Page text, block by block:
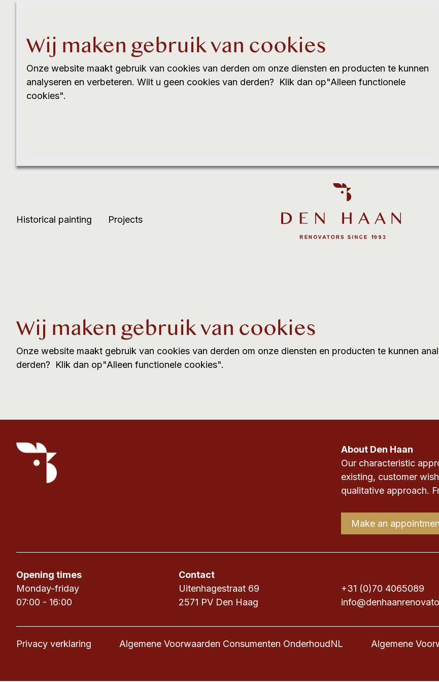
Wij maken gebruik van cookies
Onze website maakt gebruik van cookies van derden om onze diensten en producten te kunnen
analyseren en verbeteren. Wilt u geen cookies van derden? Klik dan op"Alleen functionele
cookies".
Historical painting Projects
Wij maken gebruik van cookies
Onze website maakt gebruik van cookies van derden om onze diensten en producten te kunnen
derden? Klik dan op"Alleen functionele cookies".
About Den Haan
Our characteristic
existing, customer
qualitative approach.
Make an
Opening times
Monday-friday
07:00 - 16:00
Contact
Uitenhagestraat 69
2571 PV Den Haag
+31 (0)70 4065089
Privacy verklaring Algemene Voorwaarden Consumenten OnderhoudNL Algemene